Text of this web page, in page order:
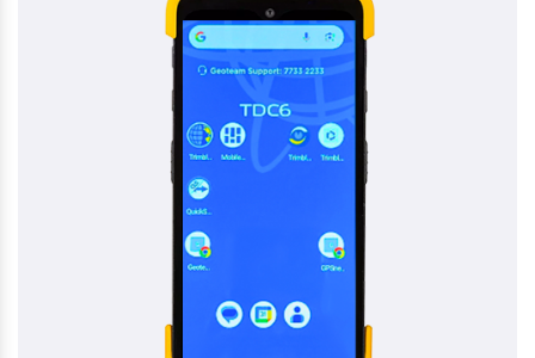
RETROMÆRKE 40MM X 40MM
11,00 kr. ekskl. moms